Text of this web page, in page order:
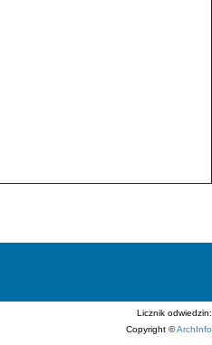
Licznik odwiedzin:
Copyright ©ArchInfo